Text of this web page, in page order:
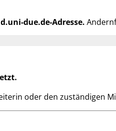
due.de-Adresse.
oder den zuständigen